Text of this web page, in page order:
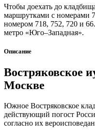
Чтобы доехать до
маршрутками с номерами
номером 718, 752, 720 и
метро «Юго–Западная».
Описание
Востряковское
Москве
Южное Востряковское
действующий погост
согласно их